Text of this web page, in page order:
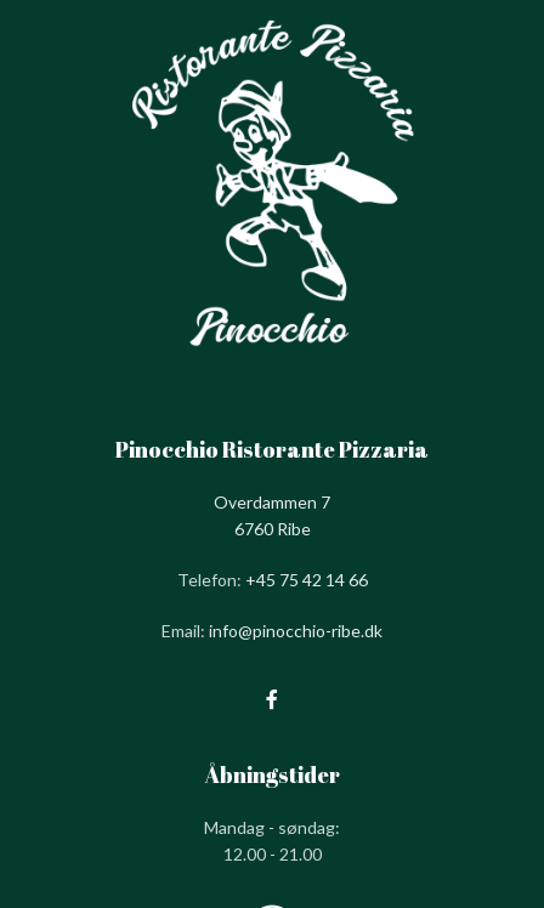
Pinocchio Ristorante Pizzaria
Overdammen 7
6760 Ribe
Telefon: +45 75 42 14 66
Email: info@pinocchio-ribe.dk
Åbningstider
Mandag - søndag:
12.00 - 21.00